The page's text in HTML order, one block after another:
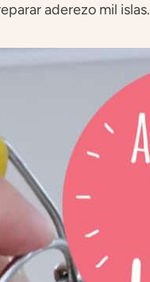
aderezo mil islas.